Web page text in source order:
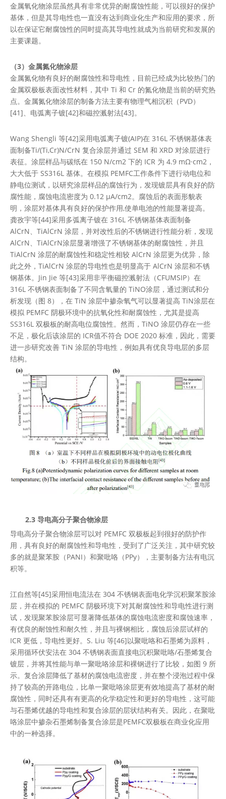
金属氧化物涂层虽然具有非常优异的耐腐蚀性能，可以很好的保护
基体，但是其导电性也一直没有达到商业化生产和应用的要求，所
以在保证它耐腐蚀性的同时提高其导电性就成为当前研究和发展的
主要课题。
（3）金属氮化物涂层
金属氮化物有良好的耐腐蚀性和导电性，目前已经成为比较热门的
金属双极板表面改性材料，其中 Ti 和 Cr 的氮化物是当前的研究热
点。金属氮化物涂层的制备方法主要有物理气相沉积（PVD）
[41]、电弧离子镀[42]和磁控溅射法[43]。
Wang Shengli 等[42]采用电弧离子镀(AIP)在 316L 不锈钢基体表
面制备Ti/(Ti,Cr)N/CrN 复合涂层并通过 SEM 和 XRD 对涂层进行
表征。涂层样品与碳纸在 150 N/cm2 下的 ICR 为 4.9 mΩ·cm2，
大大低于 SS316L 基体。在模拟 PEMFC工作条件下进行动电位和
静电位测试，以研究涂层样品的腐蚀行为，发现镀层具有良好的防
腐性能，腐蚀电流密度为 0.12 μA/cm2。腐蚀后的表面形貌表
明，涂层对基体具有良好的保护作用,使单电池的性能显著提高。
龚孜宇等[44]采用多弧离子镀在 316L 不锈钢基体表面制备
AlCrN、TiAlCrN 涂层，并对改性后的不锈钢进行性能分析，发现
AlCrN、TiAlCrN涂层显著增强了不锈钢基体的耐腐蚀性，并且
TiAlCrN 涂层的耐腐蚀性和稳定性相较 AlCrN 涂层更为优异，除
此之外，TiAlCrN 涂层的导电性也是明显高于 AlCrN 涂层和不锈
钢基体。Jin Jie 等[43]采用非平衡磁控溅射法（CFUMSIP）在
316L 不锈钢表面制备了不同含氧量的 TiNO涂层，通过测试和分
析发现（图 8），在 TiN 涂层中掺杂氧气可以显著提高 TiN涂层在
模拟 PEMFC 阴极环境中的抗氧化性和耐腐蚀性，尤其是提高
SS316L 双极板的耐高电位腐蚀性。然而，TiNO 涂层仍存在一些
不足，极化后该涂层的 ICR值不符合 DOE 2020 标准，因此，需要
进一步研究改善 TiN 涂层的导电性，例如具有优良导电层的多层
结构。
2.3 导电高分子聚合物涂层
导电高分子聚合物涂层可以对 PEMFC 双极板起到很好的防护作
用，具有良好的耐腐蚀性和导电性，受到了广泛关注，其中研究较
多的就是聚苯胺（PANI）和聚吡咯（PPy），主要制备方法有电沉
积等。
江自然等[45]采用恒电流法在 304 不锈钢表面电化学沉积聚苯胺涂
层，并在模拟的 PEMFC 阴极环境下对其耐腐蚀性和导电性进行测
试，发现聚苯胺涂层可显著降低基体的腐蚀电流密度和腐蚀速率，
有优良的耐蚀性和耐久性，并且与裸钢相比，腐蚀后涂层试样的
ICR 更低，导电性更好。S. Liu 等[46]以聚吡咯和石墨烯为原料，
采用循环伏安法在 304 不锈钢表面直接电沉积聚吡咯/石墨烯复合
镀层，并将其性能与单一聚吡咯涂层和裸钢进行了比较，如图 9 所
示。复合涂层降低了基材的腐蚀电流密度，并在整个浸泡过程中保
持了较高的开路电位，比单一聚吡咯涂层更有效地提高了基材的耐
腐蚀性，同时还具有有更高的化学稳定性和更好的导电性，这可能
与石墨烯优越的导电性和复合涂层的层状结构有关。因此，在聚吡
咯涂层中掺杂石墨烯制备复合涂层是PEMFC双极板在商业化应用
中的一种选择。